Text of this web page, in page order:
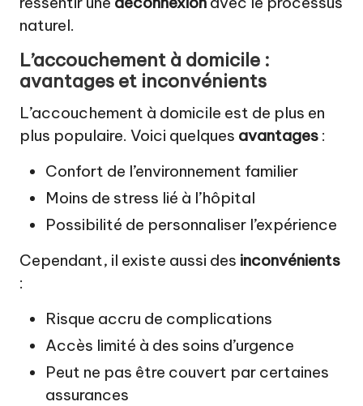
naturel.
L’accouchement à domicile :
avantages et inconvénients
L’accouchement à domicile est de plus en
plus populaire. Voici quelques avantages :
Confort de l’environnement familier
Moins de stress lié à l’hôpital
Possibilité de personnaliser l’expérience
Cependant, il existe aussi des inconvénients
:
Risque accru de complications
Accès limité à des soins d’urgence
Peut ne pas être couvert par certaines
assurances